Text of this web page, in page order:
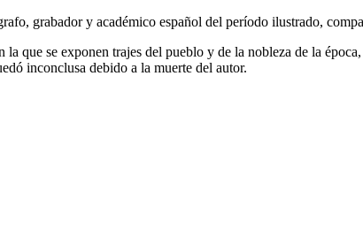
grabador y académico español del período ilustrado,
que se exponen trajes del pueblo y de la nobleza de la
inconclusa debido a la muerte del autor.